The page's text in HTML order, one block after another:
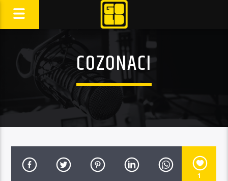
COZONACI
1